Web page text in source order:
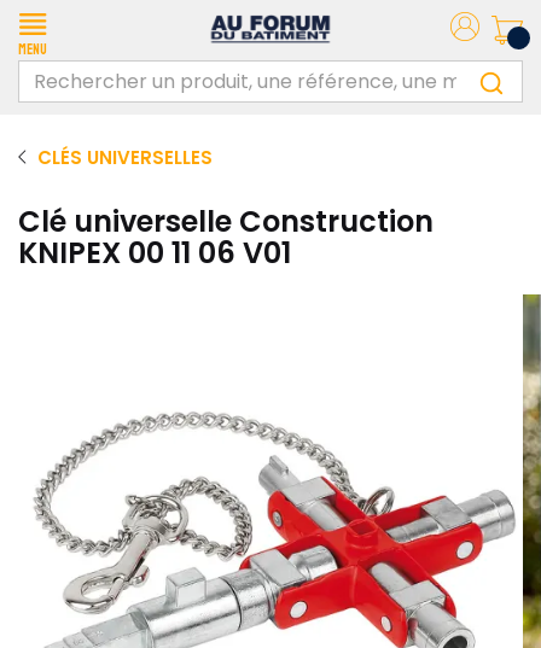
Menu
CLÉS UNIVERSELLES
Clé universelle Construction
KNIPEX 00 11 06 V01